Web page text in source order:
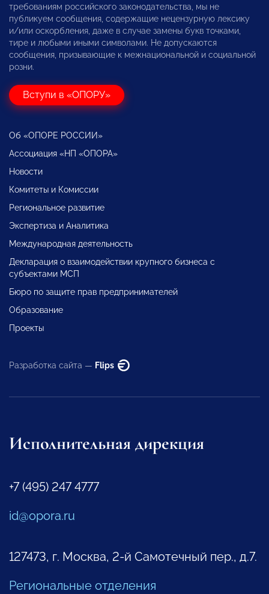
требованиям российского законодательства, мы не
публикуем сообщения, содержащие нецензурную лексику
и/или оскорбления, даже в случае замены букв точками,
тире и любыми иными символами. Не допускаются
сообщения, призывающие к межнациональной и социальной
розни.
Вступи в «ОПОРУ»
Об «ОПОРЕ РОССИИ»
Ассоциация «НП «ОПОРА»
Новости
Комитеты и Комиссии
Региональное развитие
Экспертиза и Аналитика
Международная деятельность
Декларация о взаимодействии крупного бизнеса с
субъектами МСП
Бюро по защите прав предпринимателей
Образование
Проекты
Разработка сайта — Flips
Исполнительная дирекция
+7 (495) 247 4777
id@opora.ru
127473, г. Москва, 2-й Самотечный пер., д.7.
Региональные отделения